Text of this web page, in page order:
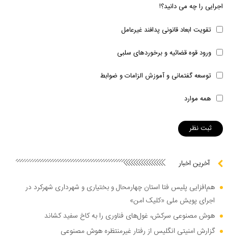
اجرایی را چه می دانید؟!
تقویت ابعاد قانونی پدافند غیرعامل
ورود قوه قضائیه و برخوردهای سلبی
توسعه گفتمانی و آموزش الزامات و ضوابط
همه موارد
آخرین اخبار
هم‌افزایی پلیس فتا استان چهارمحال و بختیاری و شهرداری شهرکرد در
اجرای پویش ملی «کلیک امن»
هوش مصنوعی سرکش، غول‌های فناوری را به کاخ سفید کشاند
گزارش امنیتی انگلیس از رفتار غیرمنتظره هوش مصنوعی